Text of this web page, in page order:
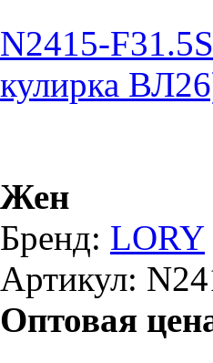
N2415-
кулирка
Жен
Бренд: LORY
Артикул:
Оптовая